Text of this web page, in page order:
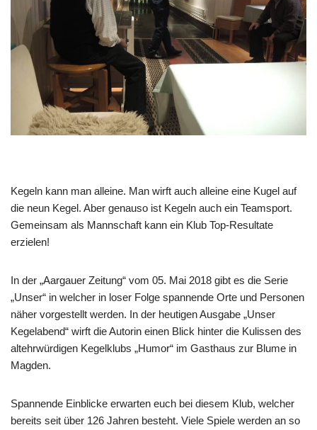
Kegeln kann man alleine. Man wirft auch alleine eine Kugel auf
die neun Kegel. Aber genauso ist Kegeln auch ein Teamsport.
Gemeinsam als Mannschaft kann ein Klub Top-Resultate
erzielen!
In der „Aargauer Zeitung“ vom 05. Mai 2018 gibt es die Serie
„Unser“ in welcher in loser Folge spannende Orte und Personen
näher vorgestellt werden. In der heutigen Ausgabe „Unser
Kegelabend“ wirft die Autorin einen Blick hinter die Kulissen des
altehrwürdigen Kegelklubs „Humor“ im Gasthaus zur Blume in
Magden.
Spannende Einblicke erwarten euch bei diesem Klub, welcher
bereits seit über 126 Jahren besteht. Viele Spiele werden an so